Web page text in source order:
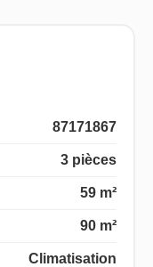
87171867
3 pièces
59 m²
90 m²
Climatisation